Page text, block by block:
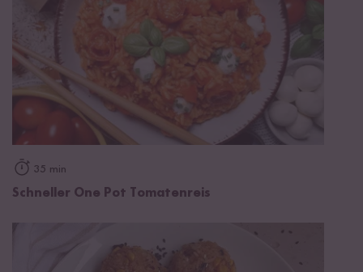
35 min
Schneller One Pot Tomatenreis